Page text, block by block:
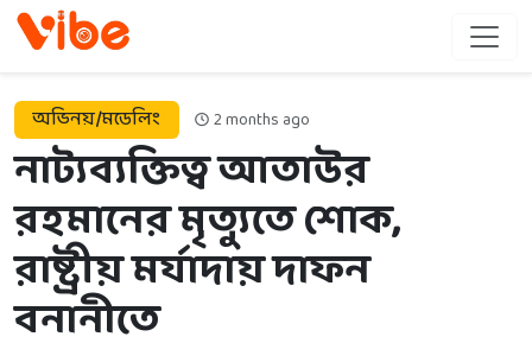
অভিনয়/মডেলিং 2 months ago
নাট্যব্যক্তিত্ব আতাউর
রহমানের মৃত্যুতে শোক,
রাষ্ট্রীয় মর্যাদায় দাফন
বনানীতে